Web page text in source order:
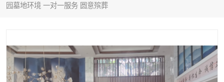
园墓地环境 一对一服务 圆意殡葬